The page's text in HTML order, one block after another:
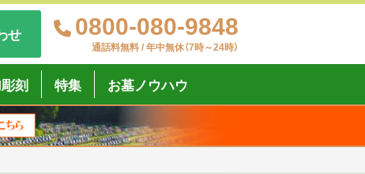
せ 0800-080-9848
通話料無料 / 年中無休（7時～24時）
刻 特集 お墓ノウハウ